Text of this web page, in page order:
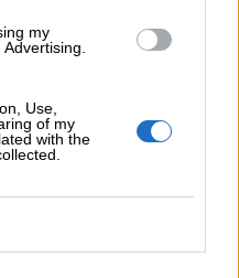
my
Use,
of my
with the
tu opinión: